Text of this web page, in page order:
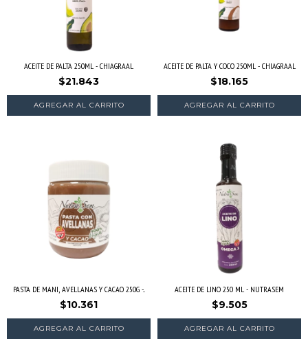
ACEITE DE PALTA 250ML - CHIAGRAAL
$21.843
ACEITE DE PALTA Y COCO 250ML - CHIAGRAAL
$18.165
PASTA DE MANI, AVELLANAS Y CACAO 250G -...
$10.361
ACEITE DE LINO 250 ML - NUTRASEM
$9.505